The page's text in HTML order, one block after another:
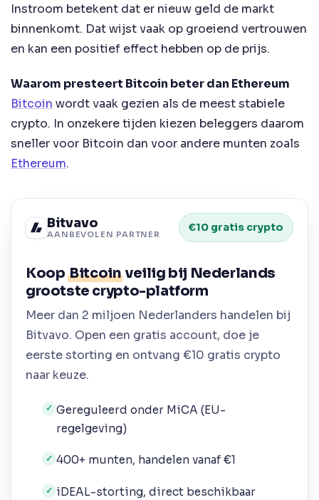
Instroom betekent dat er nieuw geld de markt
binnenkomt. Dat wijst vaak op groeiend vertrouwen
en kan een positief effect hebben op de prijs.
Waarom presteert Bitcoin beter dan Ethereum
Bitcoin wordt vaak gezien als de meest stabiele
crypto. In onzekere tijden kiezen beleggers daarom
sneller voor Bitcoin dan voor andere munten zoals
Ethereum.
Bitvavo
AANBEVOLEN PARTNER
€10 gratis crypto
KoopBitcoin veilig bij Nederlands
grootste crypto-platform
Meer dan 2 miljoen Nederlanders handelen bij
Bitvavo. Open een gratis account, doe je
eerste storting en ontvang €10 gratis crypto
naar keuze.
✓ Gereguleerd onder MiCA (EU-
regelgeving)
✓ 400+ munten, handelen vanaf €1
✓ iDEAL-storting, direct beschikbaar